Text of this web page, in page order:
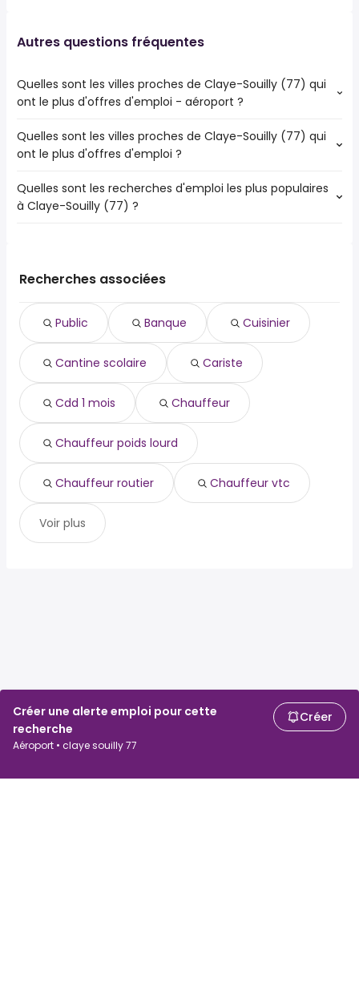
Créer une alerte emploi pour cette
recherche
Aéroport • claye souilly 77
Créer
Autres questions fréquentes
Quelles sont les villes proches de Claye-Souilly (77) qui
ont le plus d'offres d'emploi - aéroport ?
Les villes proches de Claye-Souilly (77) qui ont le plus
d'offres d'emploi - aéroport sont :
Sevran
Livry-Gargan
Clichy-sous-Bois
Lagny-sur-Marne
Quelles sont les villes proches de Claye-Souilly (77) qui
ont le plus d'offres d'emploi ?
Les 10 villes proches de Claye-Souilly (77) qui ont le plus
d'offres d'emploi sont :
Gagny
Tremblay-en-France
Clichy-sous-Bois
Montfermeil
Bussy-Saint-Georges
Villeparisis
Quelles sont les recherches d'emploi les plus populaires
à Claye-Souilly (77) ?
public
cantine scolaire
cariste
cdd 1 mois
chauffeur
chauffeur poids lourd
chauffeur routier
chauffeur vtc
Recherches associées
Public Banque Cuisinier
Cantine scolaire Cariste
Cdd 1 mois Chauffeur
Chauffeur poids lourd
Chauffeur routier Chauffeur vtc
Voir plus